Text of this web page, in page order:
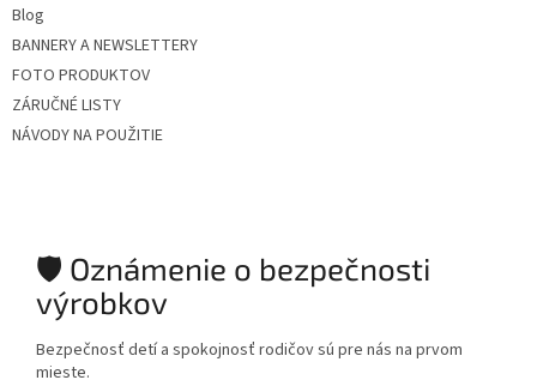
Blog
BANNERY A NEWSLETTERY
FOTO PRODUKTOV
ZÁRUČNÉ LISTY
NÁVODY NA POUŽITIE
🛡️ Oznámenie o bezpečnosti
výrobkov
Bezpečnosť detí a spokojnosť rodičov sú pre nás na prvom
mieste.